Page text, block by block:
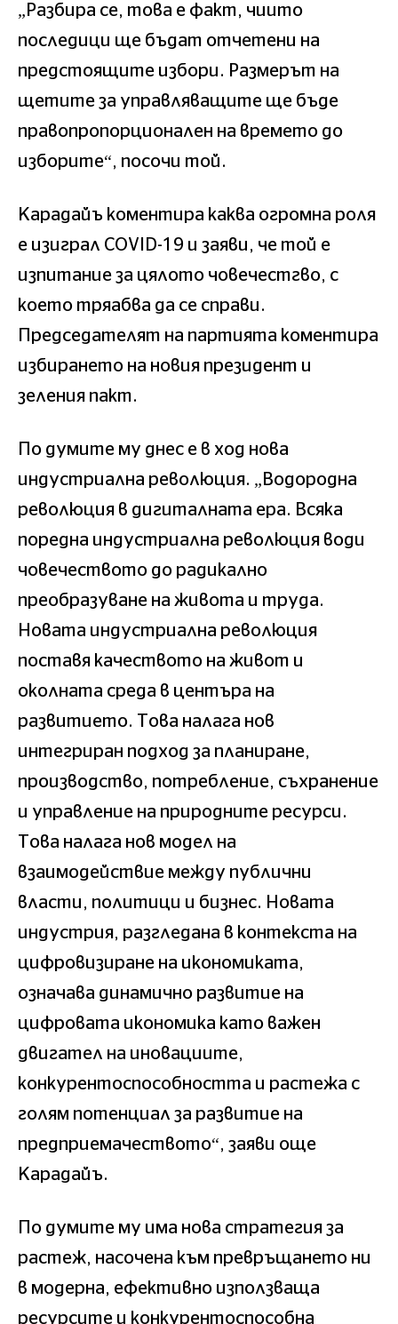
„Разбира се, това е факт, чиито
последици ще бъдат отчетени на
предстоящите избори. Размерът на
щетите за управляващите ще бъде
правопропорционален на времето до
изборите“, посочи той.
Карадайъ коментира каква огромна роля
е изиграл COVID-19 и заяви, че той е
изпитание за цялото човечестгво, с
което тряабва да се справи.
Председателят на партията коментира
избирането на новия президент и
зеления пакт.
По думите му днес е в ход нова
индустриална революция. „Водородна
революция в дигиталната ера. Всяка
поредна индустриална революция води
човечеството до радикално
преобразуване на живота и труда.
Новата индустриална революция
поставя качеството на живот и
околната среда в центъра на
развитието. Това налага нов
интегриран подход за планиране,
производство, потребление, съхранение
и управление на природните ресурси.
Това налага нов модел на
взаимодействие между публични
власти, политици и бизнес. Новата
индустрия, разгледана в контекста на
цифровизиране на икономиката,
означава динамично развитие на
цифровата икономика като важен
двигател на иновациите,
конкурентоспособността и растежа с
голям потенциал за развитие на
предприемачеството“, заяви още
Карадайъ.
По думите му има нова стратегия за
растеж, насочена към превръщането ни
в модерна, ефективно използваща
ресурсите и конкурентоспособна